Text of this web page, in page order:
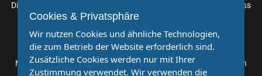
Champions
League
Die Aktualisierung der Ergebnisse erfolgt alle paar Minuten, sodass
Sie stets auf dem Laufenden sind. Einfache und schnelle
Partnervereine
Möchten Sie, dass auch Ihr Verein mehr Beachtung findet? Dann
Cookies & Privatsphäre
Wir nutzen Cookies und ähnliche Technologien,
die zum Betrieb der Website erforderlich sind.
Zusätzliche Cookies werden nur mit Ihrer
Zustimmung verwendet. Wir verwenden die